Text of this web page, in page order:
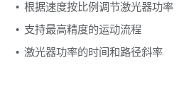
根据速度按比例调节激光器功率
支持最高精度的运动流程
激光器功率的时间和路径斜率